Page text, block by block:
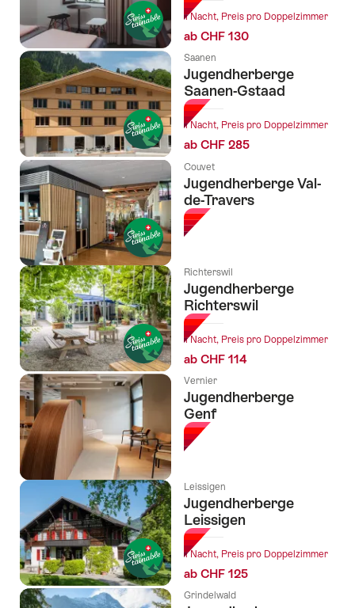
1 Nacht, Preis pro Doppelzimmer
ab CHF 130
Saanen
Jugendherberge
Saanen-Gstaad
1 Nacht, Preis pro Doppelzimmer
ab CHF 285
Couvet
Jugendherberge Val-
de-Travers
Richterswil
Jugendherberge
Richterswil
1 Nacht, Preis pro Doppelzimmer
ab CHF 114
Vernier
Jugendherberge
Genf
Leissigen
Jugendherberge
Leissigen
1 Nacht, Preis pro Doppelzimmer
ab CHF 125
Grindelwald